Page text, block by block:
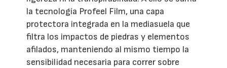
la tecnología Profeel Film, una capa
protectora integrada en la mediasuela que
filtra los impactos de piedras y elementos
afilados, manteniendo al mismo tiempo la
sensibilidad necesaria para correr sobre